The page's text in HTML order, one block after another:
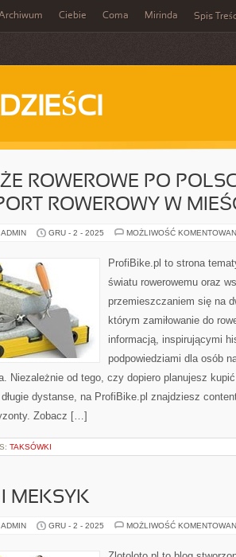
Ciebie Coma Mirinda Spis
ROWEROWE PO
ROWEROWY W
GRU - 2 - 2025 MOŻLIWOŚĆ
ProfiBike.pl to strona
światu rowerowemu oraz
przemieszczaniem się na
którym zamiłowanie do
informacją, inspirującymi
podpowiedziami dla osób
Niezależnie od tego, czy dopiero planujesz
dystanse, na ProfiBike.pl znajdziesz
Zobacz […]
TAKSÓWKI
I MEKSYK
GRU - 2 - 2025 MOŻLIWOŚĆ